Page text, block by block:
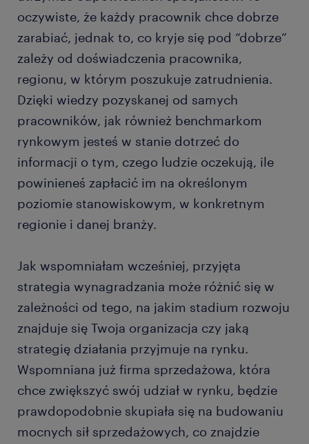
oczywiste, że każdy pracownik chce dobrze
zarabiać, jednak to, co kryje się pod “dobrze”
zależy od doświadczenia pracownika,
regionu, w którym poszukuje zatrudnienia.
Dzięki wiedzy pozyskanej od samych
pracowników, jak również benchmarkom
rynkowym jesteś w stanie dotrzeć do
informacji o tym, czego ludzie oczekują, ile
powinieneś zapłacić im na określonym
poziomie stanowiskowym, w konkretnym
regionie i danej branży.
Jak wspomniałam wcześniej, przyjęta
strategia wynagradzania może różnić się w
zależności od tego, na jakim stadium rozwoju
znajduje się Twoja organizacja czy jaką
strategię działania przyjmuje na rynku.
Wspomniana już firma sprzedażowa, która
chce zwiększyć swój udział w rynku, będzie
prawdopodobnie skupiała się na budowaniu
mocnych sił sprzedażowych, co znajdzie